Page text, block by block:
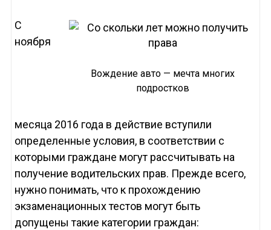
Вождение авто — мечта многих
подростков
С
ноября
месяца 2016 года в действие вступили
определенные условия, в соответствии с
которыми граждане могут рассчитывать на
получение водительских прав. Прежде всего,
нужно понимать, что к прохождению
экзаменационных тестов могут быть
допущены такие категории граждан: